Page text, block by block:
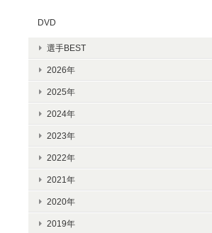
DVD
選手BEST
2026年
2025年
2024年
2023年
2022年
2021年
2020年
2019年